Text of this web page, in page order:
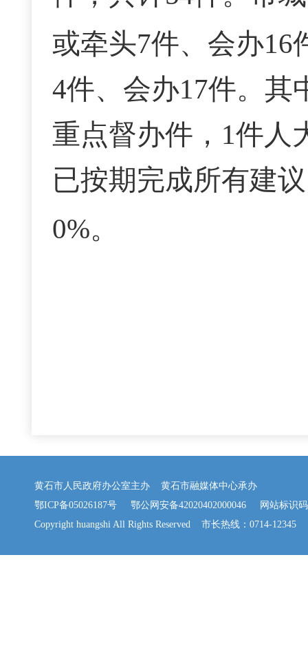
或牵头7件、会办16
4件、会办17件。其
重点督办件，1件人
已按期完成所有建
0%。
黄石市人民政府办公室主办 黄石市融媒体中心承办
鄂ICP备05026187号
鄂公网安备42020402000046 网站标识码
Copyright huangshi All Rights Reserved 市长热线：0714-12345